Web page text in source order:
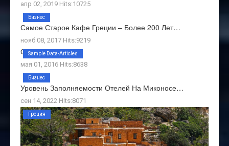
апр 02, 2019 Hits:10725
Самое Старое Кафе Греции – Более 200 Лет…
нояб 08, 2017 Hits:9219
Бизнес
О Нас
мая 01, 2016 Hits:8638
Sample Data-Articles
Уровень Заполняемости Отелей На Миконосе…
сен 14, 2022 Hits:8071
Бизнес
Греция